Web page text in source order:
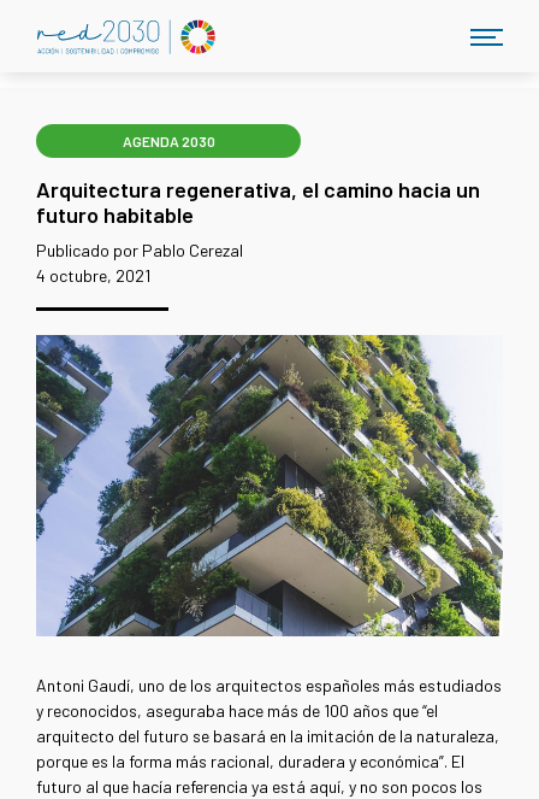
AGENDA 2030
Arquitectura regenerativa, el camino hacia un
futuro habitable
Publicado por Pablo Cerezal
4 octubre, 2021
Antoni Gaudí, uno de los arquitectos españoles más estudiados
y reconocidos, aseguraba hace más de 100 años que “el
arquitecto del futuro se basará en la imitación de la naturaleza,
porque es la forma más racional, duradera y económica”. El
futuro al que hacía referencia ya está aquí, y no son pocos los